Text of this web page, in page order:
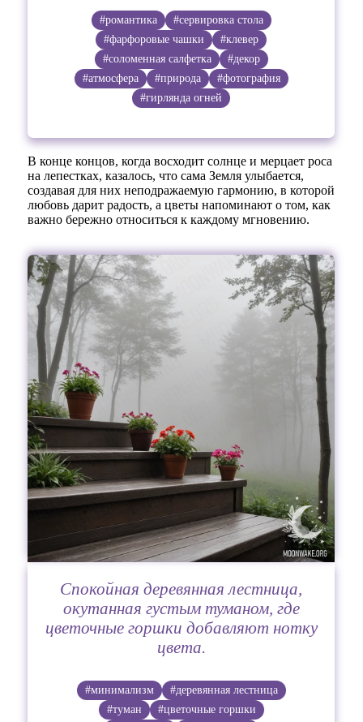
#романтика
#сервировка стола
#фарфоровые чашки
#клевер
#соломенная салфетка
#декор
#атмосфера
#природа
#фотография
#гирлянда огней
В конце концов, когда восходит солнце и мерцает роса
на лепестках, казалось, что сама Земля улыбается,
создавая для них неподражаемую гармонию, в которой
любовь дарит радость, а цветы напоминают о том, как
важно бережно относиться к каждому мгновению.
Спокойная деревянная лестница,
окутанная густым туманом, где
цветочные горшки добавляют нотку
цвета.
#минимализм
#деревянная лестница
#туман
#цветочные горшки